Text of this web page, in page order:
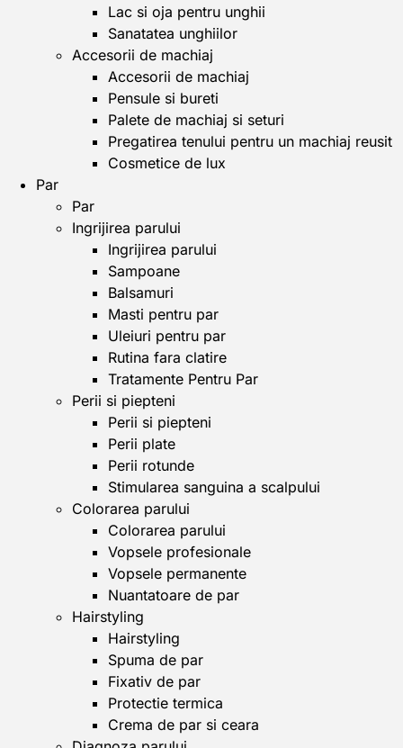
Lac si oja pentru unghii
Sanatatea unghiilor
Accesorii de machiaj
Accesorii de machiaj
Pensule si bureti
Palete de machiaj si seturi
Pregatirea tenului pentru un machiaj reusit
Cosmetice de lux
Par
Par
Ingrijirea parului
Ingrijirea parului
Sampoane
Balsamuri
Masti pentru par
Uleiuri pentru par
Rutina fara clatire
Tratamente Pentru Par
Perii si piepteni
Perii si piepteni
Perii plate
Perii rotunde
Stimularea sanguina a scalpului
Colorarea parului
Colorarea parului
Vopsele profesionale
Vopsele permanente
Nuantatoare de par
Hairstyling
Hairstyling
Spuma de par
Fixativ de par
Protectie termica
Crema de par si ceara